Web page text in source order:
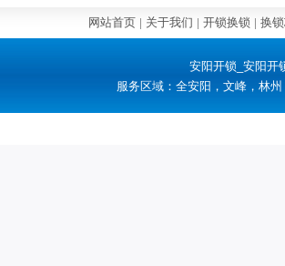
网站首页 | 关于我们 | 开锁换锁 | 换
安阳开锁_安阳开
服务区域：全安阳，文峰，林